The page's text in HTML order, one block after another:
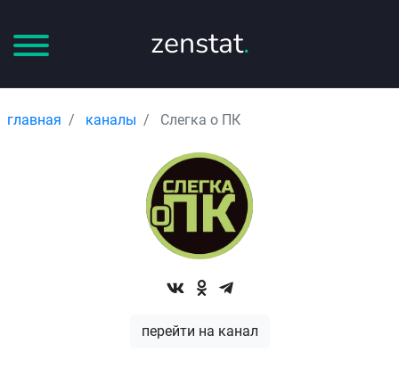
zenstat.
главная каналы Слегка о ПК
перейти на канал